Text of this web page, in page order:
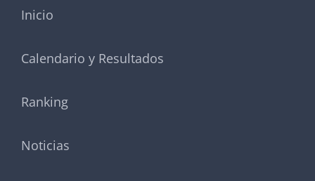
Inicio
Calendario y Resultados
Ranking
Noticias